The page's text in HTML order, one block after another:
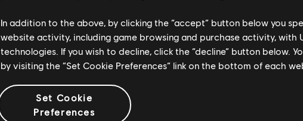
CLUBHAUS STADION BRAVO STADION ALPHA
In addition to the above, by clicking the “accept” button below you
website activity, including game browsing and purchase activity, with
technologies. If you wish to decline, click the “decline” button below.
by visiting the “Set Cookie Preferences” link on the bottom of each
Set Cookie
Preferences